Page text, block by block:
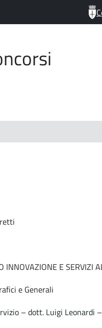
INNOVAZIONE E SERVIZI
e Generali
– dott. Luigi Leonardi